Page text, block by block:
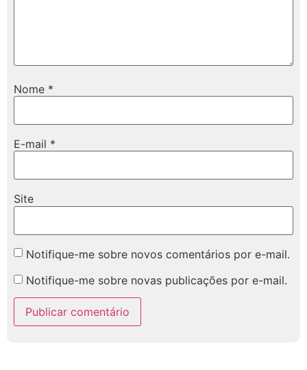
Nome *
E-mail *
Site
Notifique-me sobre novos comentários por e-mail.
Notifique-me sobre novas publicações por e-mail.